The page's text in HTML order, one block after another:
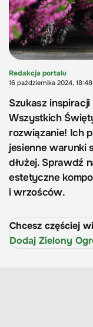
Redakcja portalu
16 października 2024, 18:48
Szukasz
Wszystkich
rozwiązanie! Ich
jesienne warunki
dłużej. Sprawdź
estetyczne
i wrzośców.
Chcesz częściej
Dodaj Zielony